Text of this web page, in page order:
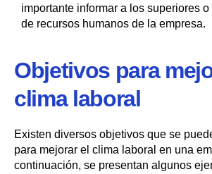
importante informar a los superiores
de recursos humanos de la empresa.
Objetivos para
clima laboral
Existen diversos objetivos que se
para mejorar el clima laboral en una
continuación, se presentan algunos